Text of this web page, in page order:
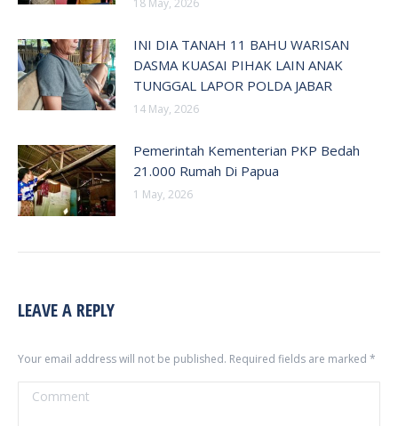
18 May, 2026
INI DIA TANAH 11 BAHU WARISAN
DASMA KUASAI PIHAK LAIN ANAK
TUNGGAL LAPOR POLDA JABAR
14 May, 2026
Pemerintah Kementerian PKP Bedah
21.000 Rumah Di Papua
1 May, 2026
LEAVE A REPLY
Your email address will not be published. Required fields are marked *
Comment